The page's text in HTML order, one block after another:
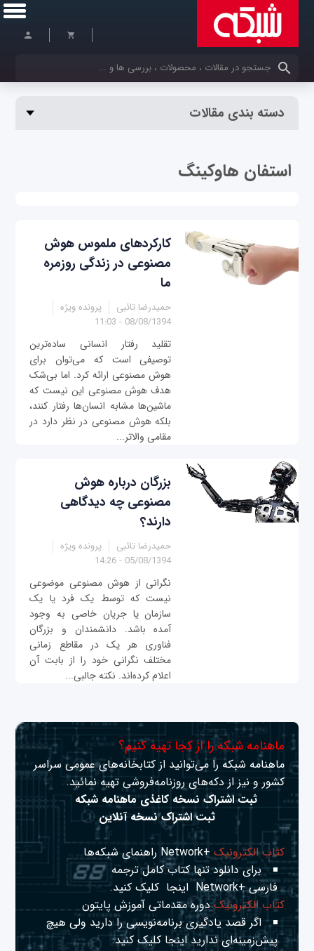
کلمات کلیدی خود را وارد کنید
دسته بندی مقالات
استفان هاوکینگ
کارکردهای ملموس هوش‌
مصنوعی در زندگی روزمره
ما
حمیدرضا تائبی
پرونده ویژه
08/08/1394 - 11:03
تقلید رفتار انسانی ساده‌ترین
توصیفی است که می‌توان برای
هوش‌ مصنوعی ارائه کرد. اما بی‌شک
هدف هوش‌ مصنوعی این نیست که
ماشین‌ها مشابه انسان‌ها رفتار کنند،
بلکه هوش‌ مصنوعی در نظر دارد در
مقامی والاتر...
بزرگان درباره هوش
مصنوعی چه دیدگاهی
دارند؟
حمیدرضا تائبی
پرونده ویژه
05/08/1394 - 14:26
نگرانی از هوش‌ مصنوعی موضوعی
نیست که توسط یک فرد یا یک
سازمان یا جریان خاصی به وجود
آمده باشد. دانشمندان و بزرگان
فناوری هر یک در مقاطع زمانی
مختلف نگرانی خود را از بابت آن
اعلام کرده‌اند. نکته جالبی...
ماهنامه شبکه را از کجا تهیه کنیم؟
ماهنامه شبکه را می‌توانید از کتابخانه‌های عمومی سراسر
کشور و نیز از دکه‌های روزنامه‌فروشی تهیه نمائید.
ثبت اشتراک نسخه کاغذی ماهنامه شبکه
ثبت اشتراک نسخه آنلاین
کتاب الکترونیک+Network راهنمای شبکه‌ها
برای دانلود تنها کتاب کامل ترجمه
فارسی +Network
اینجا کلیک کنید.
کتاب الکترونیکدوره مقدماتی آموزش پایتون
اگر قصد یادگیری برنامه‌نویسی را دارید ولی هیچ
پیش‌زمینه‌ای نداریداینجا کلیک کنید.